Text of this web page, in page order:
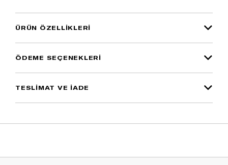
ÜRÜN ÖZELLIKLERI
ÖDEME SEÇENEKLERI
TESLİMAT VE İADE